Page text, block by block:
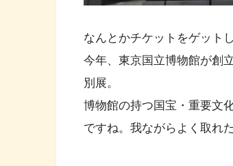
なんとかチケットをゲット
今年、東京国立博物館が創
別展。
博物館の持つ国宝・重要文
ですね。我ながらよく取れ